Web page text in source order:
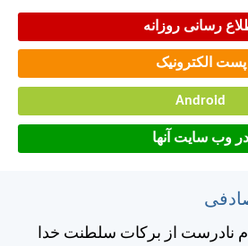
رسانی روزانه
پست الکترونیک
Android
در وب سایت آنها
نادرست از بركات سلطنت خدا